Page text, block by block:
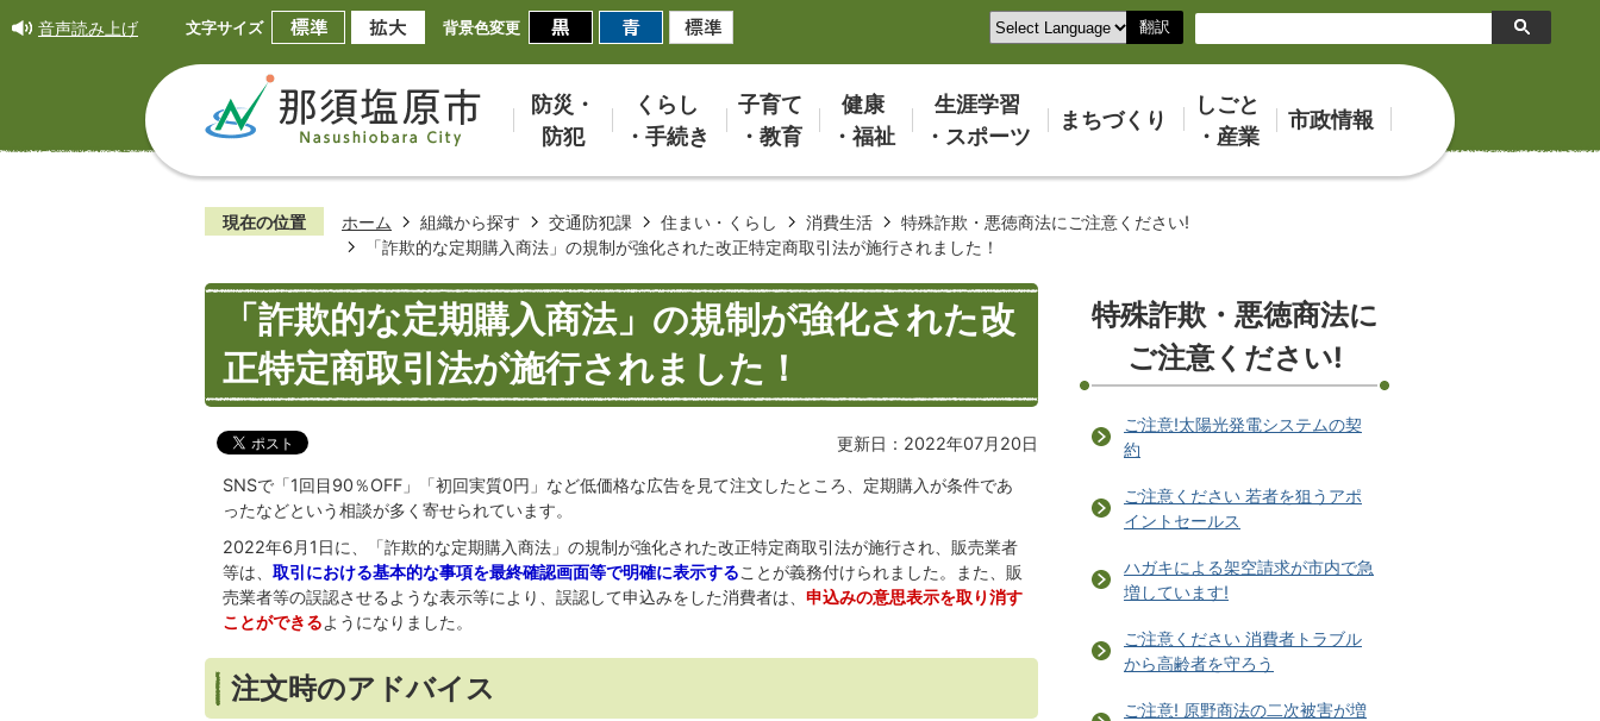
音声読み上げ 文字サイズ 背景色変更 翻訳
検
索
防災・
防犯
くらし
・手続き
子育て
・教育
健康
・福祉
生涯学習
・スポーツ
まちづくり
しごと
・産業
市政情報
現在の位置 ホーム 組織から探す 交通防犯課 住まい・くらし 消費生活
特殊詐欺・悪徳商法にご注意ください!
「詐欺的な定期購入商法」の規制が強化された改正特定商取引法が施行されました！
「詐欺的な定期購入商法」の規制が強化された改
正特定商取引法が施行されました！
更新日：2022年07月20日
SNSで「1回目90％OFF」「初回実質0円」など低価格な広告を見て注文したところ、定期購入が条件であ
ったなどという相談が多く寄せられています。
2022年6月1日に、「詐欺的な定期購入商法」の規制が強化された改正特定商取引法が施行され、販売業者
等は、 取引における基本的な事項を最終確認画面等で明確に表示することが義務付けられました。また、販
売業者等の誤認させるような表示等により、誤認して申込みをした消費者は、 申込みの意思表示を取り消す
ことができるようになりました。
注文時のアドバイス
特殊詐欺・悪徳商法に
ご注意ください!
ご注意!太陽光発電システムの契
約
ご注意ください 若者を狙うアポ
イントセールス
ハガキによる架空請求が市内で急
増しています!
ご注意ください 消費者トラブル
から高齢者を守ろう
ご注意! 原野商法の二次被害が増